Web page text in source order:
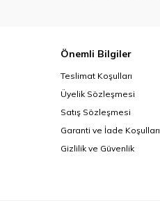
Önemli Bilgiler
Teslimat Koşulları
Üyelik Sözleşmesi
Satış Sözleşmesi
Garanti ve İade Koşulları
Gizlilik ve Güvenlik